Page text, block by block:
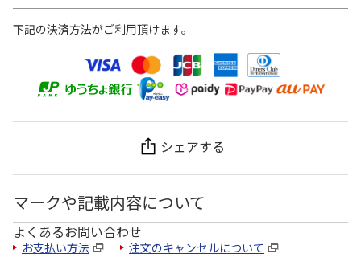
下記の決済方法がご利用頂けます。
シェアする
マークや記載内容について
よくあるお問い合わせ
お支払い方法 注文のキャンセルについて